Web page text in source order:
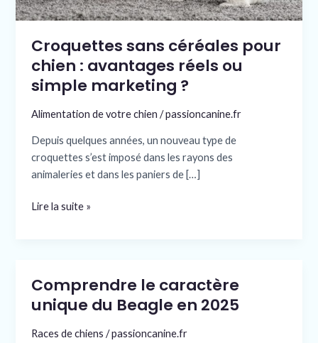
Croquettes sans céréales pour
chien : avantages réels ou
simple marketing ?
Alimentation de votre chien /passioncanine.fr
Depuis quelques années, un nouveau type de
croquettes s’est imposé dans les rayons des
animaleries et dans les paniers de […]
marketing
Lire la suite »
Comprendre le caractère
unique du Beagle en 2025
Races de chiens /passioncanine.fr
Comprendre
le
caractère
unique